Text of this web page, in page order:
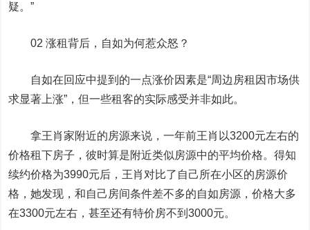
疑。”
02 涨租背后，自如为何惹众怒？
自如在回应中提到的一点涨价因素是“周边房租因市场供
求显著上涨”，但一些租客的实际感受并非如此。
拿王肖家附近的房源来说，一年前王肖以3200元左右的
价格租下房子，彼时算是附近类似房源中的平均价格。得知
续约价格为3990元后，王肖对比了自己所在小区的房源价
格，她发现，和自己房间条件差不多的自如房源，价格大多
在3300元左右，甚至还有特价房不到3000元。